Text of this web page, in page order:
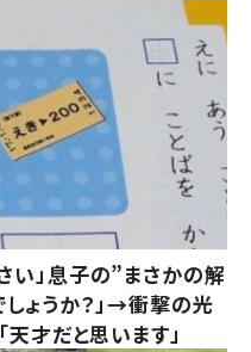
い」息子の”まさかの解
ょうか？」→衝撃の光
天才だと思います」